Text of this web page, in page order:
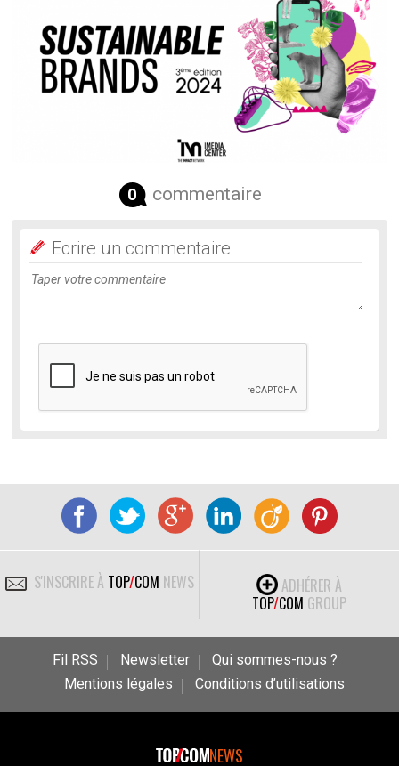
0 commentaire
Ecrire un commentaire
S'INSCRIRE À TOP/COM NEWS
ADHÉRER À
TOP/COM GROUP
Fil RSS Newsletter
Qui sommes-nous ?
Mentions légales
Conditions d’utilisations
NEWS